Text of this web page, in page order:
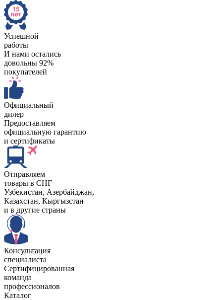
Успешной
работы
И нами остались
довольны 92%
покупателей
Официальный
дилер
Предоставляем
официальную гарантию
и сертификаты
Отправляем
товары в СНГ
Узбекистан, Aзербайджан,
Казахстан, Кыргызстан
и в другие страны
Консультация
специалиста
Сертифицированная
команда
профессионалов
Каталог